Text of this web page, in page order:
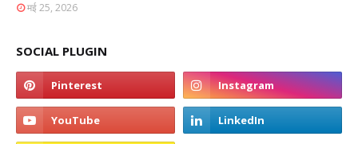
मई 25, 2026
SOCIAL PLUGIN